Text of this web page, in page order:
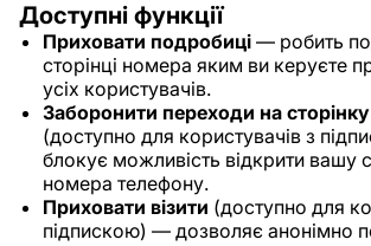
Доступні функції
Приховати подробиці — робить
сторінці номера яким ви керуєте
усіх користувачів.
Заборонити переходи на
(доступно для користувачів з
блокує можливість відкрити вашу
номера телефону.
Приховати візити (доступно для
підпискою) — дозволяє анонімно